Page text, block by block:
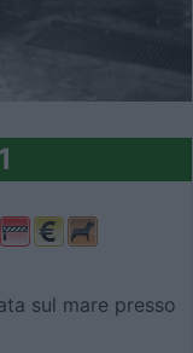
sul mare presso